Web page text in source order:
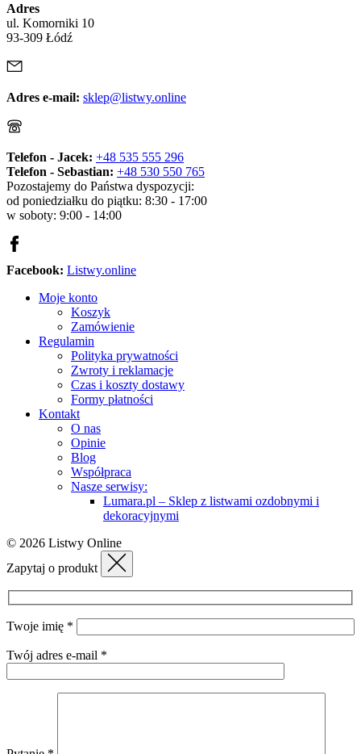
Adres
ul. Komorniki 10
93-309 Łódź
Adres e-mail: sklep@listwy.online
Telefon - Jacek: +48 535 555 296
Telefon - Sebastian: +48 530 550 765
Pozostajemy do Państwa dyspozycji:
od poniedziałku do piątku: 8:30 - 17:00
w soboty: 9:00 - 14:00
Facebook: Listwy.online
Moje konto
Koszyk
Zamówienie
Regulamin
Polityka prywatności
Zwroty i reklamacje
Czas i koszty dostawy
Formy płatności
Kontakt
O nas
Opinie
Blog
Współpraca
Nasze serwisy:
Lumara.pl – Sklep z listwami ozdobnymi i
dekoracyjnymi
© 2026 Listwy Online
Zapytaj o produkt
Twoje imię *
Twój adres e-mail *